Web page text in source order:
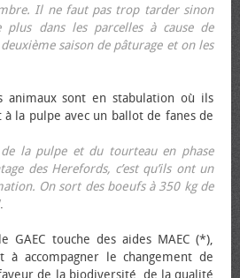
Il ne faut pas trop tarder sinon
dans les parcelles à cause de
saison de pâturage et on les
animaux sont en stabulation où ils
la pulpe avec un ballot de fanes de
la pulpe et du tourteau en phase
des Herefords, c’est qu’ils ont un
On sort des bœufs à 350 kg de
.
GAEC touche des aides MAEC (*),
à accompagner le changement de
de la biodiversité, de la qualité